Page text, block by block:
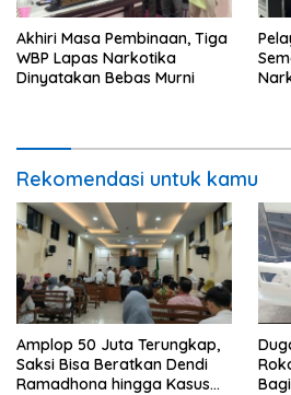
Akhiri Masa Pembinaan, Tiga
WBP Lapas Narkotika
Dinyatakan Bebas Murni
Rekomendasi untuk kamu
Amplop 50 Juta Terungkap,
Saksi Bisa Beratkan Dendi
Ramadhona hingga Kasus